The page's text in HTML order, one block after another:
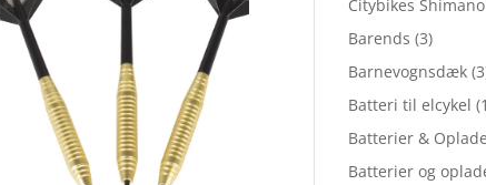
Citybikes Shimano
Barends (3)
Barnevognsdæk
Batteri til elcykel
Batterier &
Batterier og